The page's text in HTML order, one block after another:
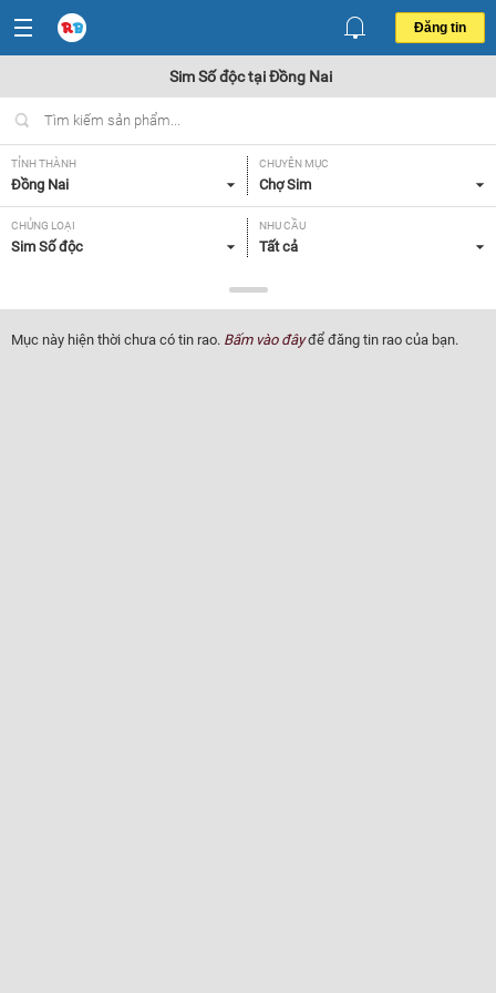
Đăng tin
Sim Số độc tại Đồng Nai
TỈNH THÀNH
Đồng Nai
CHUYÊN MỤC
Chợ Sim
CHỦNG LOẠI
Sim Số độc
NHU CẦU
Tất cả
Tất cả
Mục này hiện thời chưa có tin rao. Bấm vào đâyđể đăng tin rao của bạn.